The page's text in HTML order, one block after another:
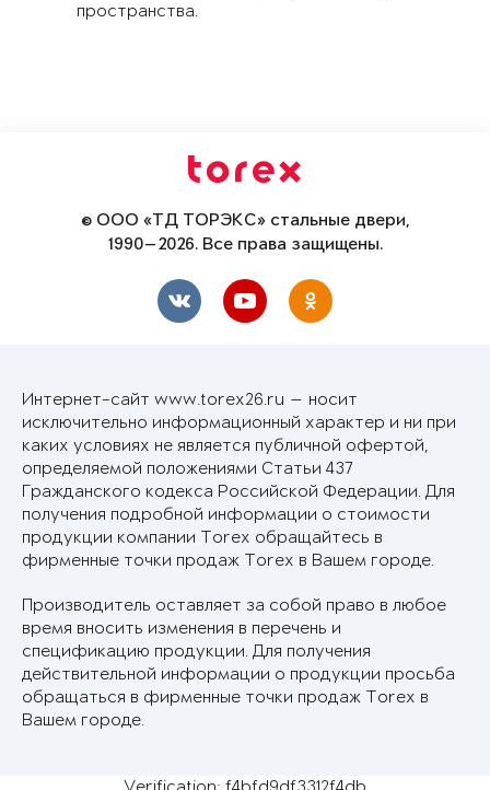
пространства.
© ООО «ТД ТОРЭКС» стальные двери,
1990—2026. Все права защищены.
Интернет-сайт www.torex26.ru — носит
исключительно информационный характер и ни при
каких условиях не является публичной офертой,
определяемой положениями Статьи 437
Гражданского кодекса Российской Федерации. Для
получения подробной информации о стоимости
продукции компании Torex обращайтесь в
фирменные точки продаж Torex в Вашем городе.
Производитель оставляет за собой право в любое
время вносить изменения в перечень и
спецификацию продукции. Для получения
действительной информации о продукции просьба
обращаться в фирменные точки продаж Torex в
Вашем городе.